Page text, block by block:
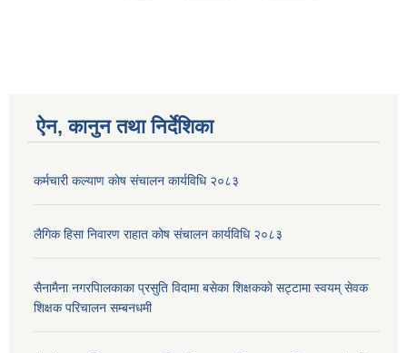
ऐन, कानुन तथा निर्देशिका
कर्मचारी कल्याण काेष संचालन कार्यविधि २०८३
लैगिक हिसा निवारण राहात कोष संचालन कार्यविधि २०८३
सैनामैना नगरपािलकाका प्रसुति विदामा बसेका शिक्षककाे सट्टामा स्वयम् सेवक
शिक्षक परिचालन सम्बनधमी